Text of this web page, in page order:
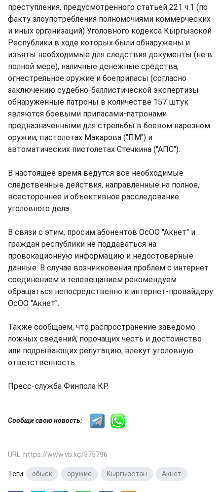
преступления, предусмотренного статьей 221 ч.1 (по
факту злоупотребления полномочиями коммерческих
и иных организаций) Уголовного кодекса Кыргызской
Республики в ходе которых были обнаружены и
изъяты необходимые для следствия документы (не в
полной мере), наличные денежные средства,
огнестрельное оружие и боеприпасы (согласно
заключению судебно-баллистической экспертизы
обнаруженные патроны в количестве 157 штук
являются боевыми припасами-патронами
предназначенными для стрельбы в боевом нарезном
оружии, пистолетах Макарова ("ПМ") и
автоматических пистолетах Стечкина ("АПС").
В настоящее время ведутся все необходимые
следственные действия, направленные на полное,
всестороннее и объективное расследование
уголовного дела.
В связи с этим, просим абонентов ОсОО "Акнет" и
граждан республики не поддаваться на
провокационную информацию и недостоверные
данные. В случае возникновения проблем с интернет
соединением и телевещанием рекомендуем
обращаться непосредственно к интернет-провайдеру
ОсОО "Акнет".
Также сообщаем, что распространение заведомо
ложных сведений, порочащих честь и достоинство
или подрывающих репутацию, влекут уголовную
ответственность.
Пресс-служба Финпола КР.
Сообщи свою новость:
URL: https://www.vb.kg/375796
Теги: обыск оружие Кыргызстан Акнет